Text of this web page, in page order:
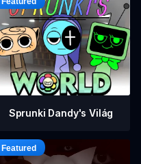
Sprunki Dandy's Világ